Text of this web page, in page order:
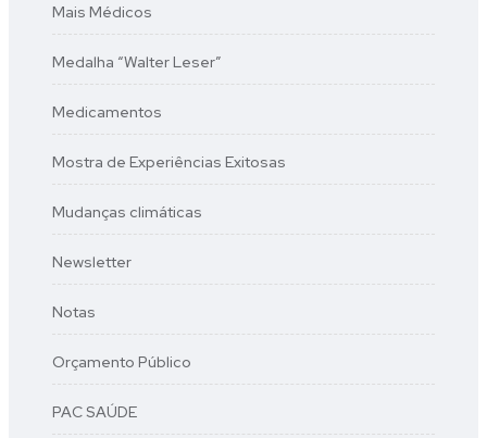
Mais Médicos
Medalha “Walter Leser”
Medicamentos
Mostra de Experiências Exitosas
Mudanças climáticas
Newsletter
Notas
Orçamento Público
PAC SAÚDE